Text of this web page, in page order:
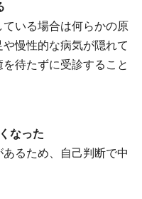
いる場合は何らかの原
慢性的な病気が隠れて
待たずに受診すること
なった
るため、自己判断で中